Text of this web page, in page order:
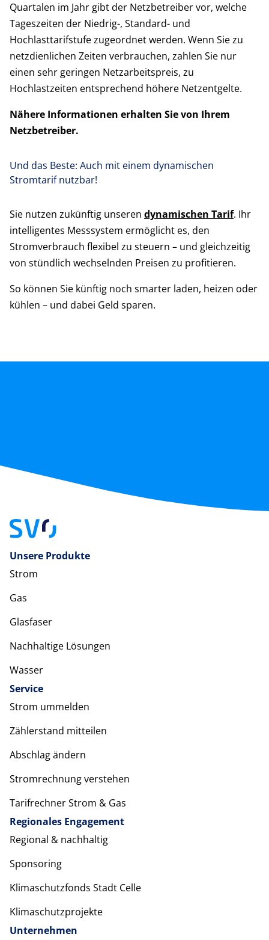
Quartalen im Jahr gibt der Netzbetreiber vor, welche
Tageszeiten der Niedrig-, Standard- und
Hochlasttarifstufe zugeordnet werden. Wenn Sie zu
netzdienlichen Zeiten verbrauchen, zahlen Sie nur
einen sehr geringen Netzarbeitspreis, zu
Hochlastzeiten entsprechend höhere Netzentgelte.
Nähere Informationen erhalten Sie von Ihrem
Netzbetreiber.
Und das Beste: Auch mit einem dynamischen
Stromtarif nutzbar!
Sie nutzen zukünftig unserendynamischen Tarif. Ihr
intelligentes Messsystem ermöglicht es, den
Stromverbrauch flexibel zu steuern – und gleichzeitig
von stündlich wechselnden Preisen zu profitieren.
So können Sie künftig noch smarter laden, heizen oder
kühlen – und dabei Geld sparen.
Unsere Produkte
Strom
Gas
Glasfaser
Nachhaltige Lösungen
Wasser
Service
Strom ummelden
Zählerstand mitteilen
Abschlag ändern
Stromrechnung verstehen
Tarifrechner Strom & Gas
Regionales Engagement
Regional & nachhaltig
Sponsoring
Klimaschutzfonds Stadt Celle
Klimaschutzprojekte
Unternehmen